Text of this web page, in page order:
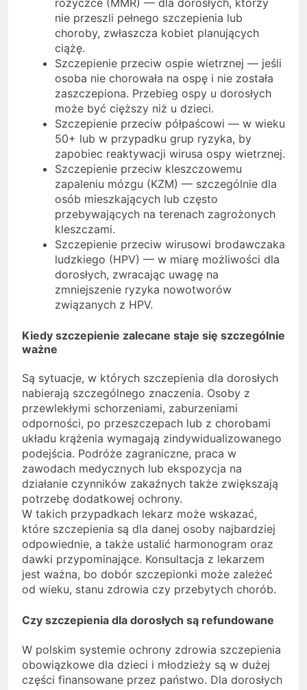
różyczce (MMR) — dla dorosłych, którzy
nie przeszli pełnego szczepienia lub
choroby, zwłaszcza kobiet planujących
ciążę.
Szczepienie przeciw ospie wietrznej — jeśli
osoba nie chorowała na ospę i nie została
zaszczepiona. Przebieg ospy u dorosłych
może być cięższy niż u dzieci.
Szczepienie przeciw półpaścowi — w wieku
50+ lub w przypadku grup ryzyka, by
zapobiec reaktywacji wirusa ospy wietrznej.
Szczepienie przeciw kleszczowemu
zapaleniu mózgu (KZM) — szczególnie dla
osób mieszkających lub często
przebywających na terenach zagrożonych
kleszczami.
Szczepienie przeciw wirusowi brodawczaka
ludzkiego (HPV) — w miarę możliwości dla
dorosłych, zwracając uwagę na
zmniejszenie ryzyka nowotworów
związanych z HPV.
Kiedy szczepienie zalecane staje się szczególnie
ważne
Są sytuacje, w których szczepienia dla dorosłych
nabierają szczególnego znaczenia. Osoby z
przewlekłymi schorzeniami, zaburzeniami
odporności, po przeszczepach lub z chorobami
układu krążenia wymagają zindywidualizowanego
podejścia. Podróże zagraniczne, praca w
zawodach medycznych lub ekspozycja na
działanie czynników zakaźnych także zwiększają
potrzebę dodatkowej ochrony.
W takich przypadkach lekarz może wskazać,
które szczepienia są dla danej osoby najbardziej
odpowiednie, a także ustalić harmonogram oraz
dawki przypominające. Konsultacja z lekarzem
jest ważna, bo dobór szczepionki może zależeć
od wieku, stanu zdrowia czy przebytych chorób.
Czy szczepienia dla dorosłych są refundowane
W polskim systemie ochrony zdrowia szczepienia
obowiązkowe dla dzieci i młodzieży są w dużej
części finansowane przez państwo. Dla dorosłych